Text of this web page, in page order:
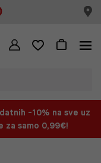
-10% na sve uz
za samo 0,99€!